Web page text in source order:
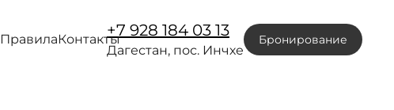
ПравилаКонтакты+7 928 184 03 13
Дагестан, пос. Инчхе
Бронирование